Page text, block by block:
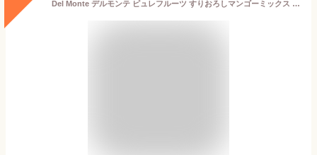
Del Monte デルモンテ ピュレフルーツ すりおろしマンゴーミックス 110gパウチ×6個 果実100％ スムージー フルーツピューレ